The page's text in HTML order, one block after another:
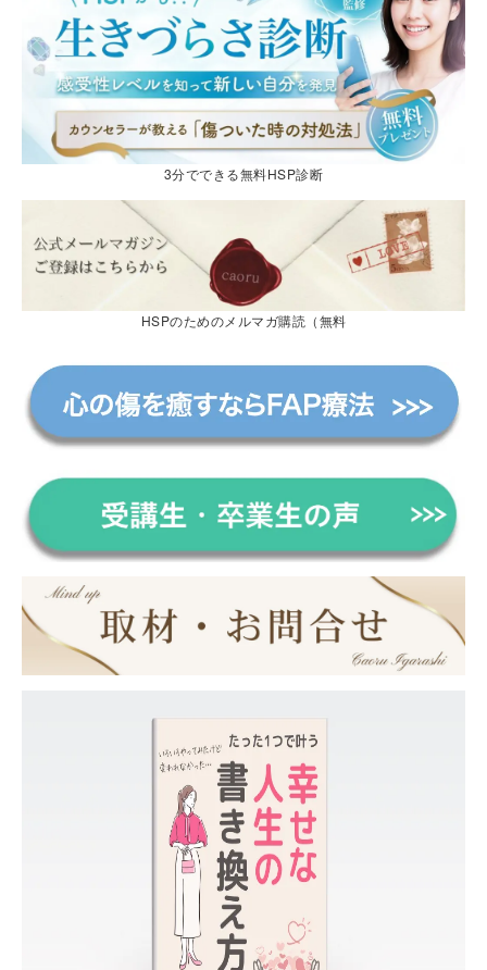
3分でできる無料HSP診断
HSPのためのメルマガ購読（無料